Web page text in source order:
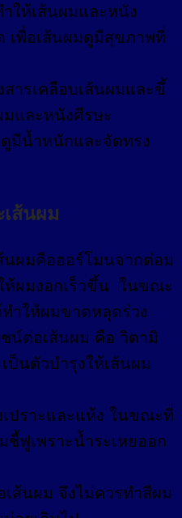
ให้เส้นผมและหนัง
เพื่อเส้นผมดูมีสุขภาพที่
ารเคลือบเส้นผมและขึ้
มและหนังศีรษะ
มีน้ำหนักและจัดทรง
ส้นผม
นผมคือฮอร์โมนจากต่อม
ห้ผมงอกเร็วขึ้น ในขณะ
ำให้ผมขาดหลุดร่วง
น์ต่อเส้นผม คือ วิตามิ
ป็นตัวบำรุงให้เส้นผม
ปราะและแห้ง ในขณะที่
ฟูเพราะน้ำระเหยออก
เส้นผม จึงไม่ควรทำสีผม